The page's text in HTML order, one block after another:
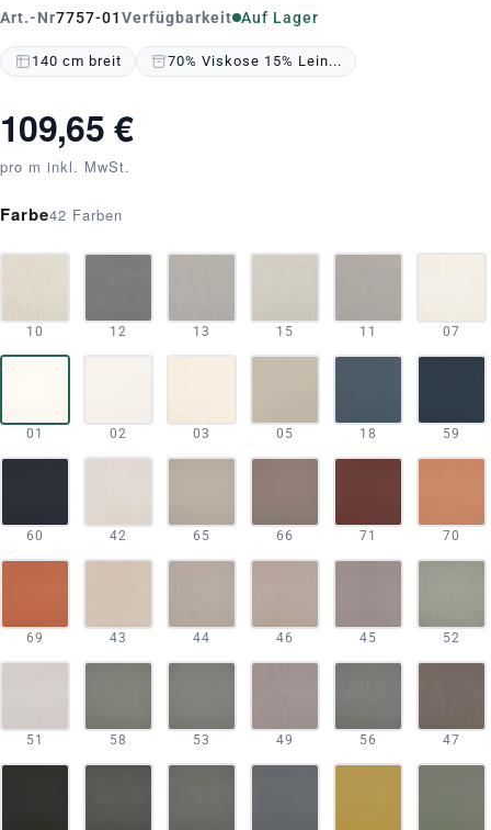
Art.-Nr7757-01Verfügbarkeit Auf Lager
140 cm breit 70% Viskose 15% Lein...
109,65 €
pro m inkl. MwSt.
Farbe42 Farben
10 12 13 15 11 07
01 02 03 05 18 59
60 42 65 66 71 70
69 43 44 46 45 52
51 58 53 49 56 47